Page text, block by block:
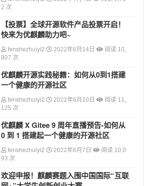
2 次
【投票】全球开源软件产品投票开启！
快来为优麒麟助力吧~
fenshezhuiyi2 2022年6月14日
阅读 10,
807 次
优麒麟开源实践秘籍：如何从0到1搭建
一个健康的开源社区
fenshezhuiyi2 2022年6月10日
阅读 11,
125 次
​优麒麟 X Gitee 9 周年直播预告-如何从
0 到 1 搭建起一个健康的开源社区
fenshezhuiyi2 2022年6月7日
阅读 10,0
93 次
欢迎申报！麒麟赛题入围中国国际“互联